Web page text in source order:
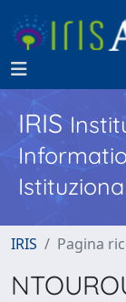
IRIS
IRIS Pagina